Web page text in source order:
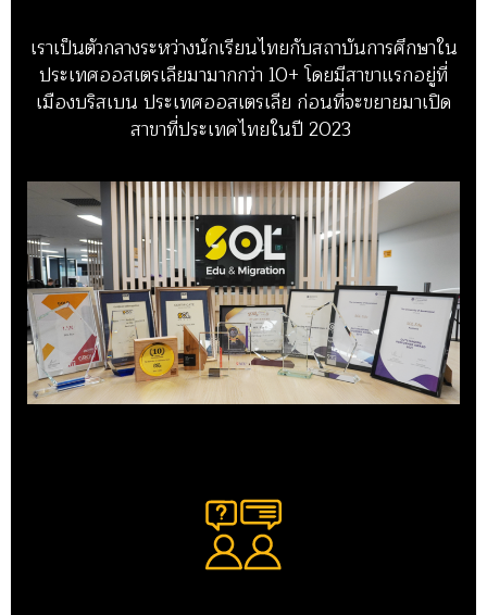
เราเป็นตัวกลางระหว่างนักเรียนไทยกับสถาบันการศึกษาใน
ประเทศออสเตรเลียมามากกว่า 10+ โดยมีสาขาแรกอยู่ที่
เมืองบริสเบน ประเทศออสเตรเลีย ก่อนที่จะขยายมาเปิด
สาขาที่ประเทศไทยในปี 2023